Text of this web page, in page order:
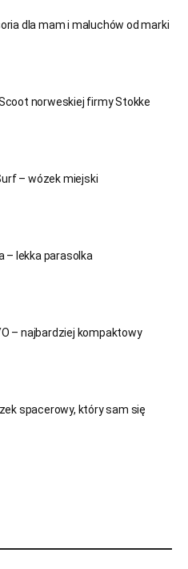
dla mam i maluchów od marki
norweskiej firmy Stokke
– wózek miejski
– lekka parasolka
– najbardziej kompaktowy
spacerowy, który sam się